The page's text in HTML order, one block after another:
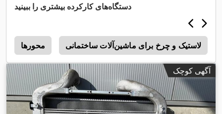
دستگاه‌های کارکرده بیشتری را ببینید
محورها لاستیک و چرخ برای ماشین‌آلات ساختمانی
آگهی کوچک